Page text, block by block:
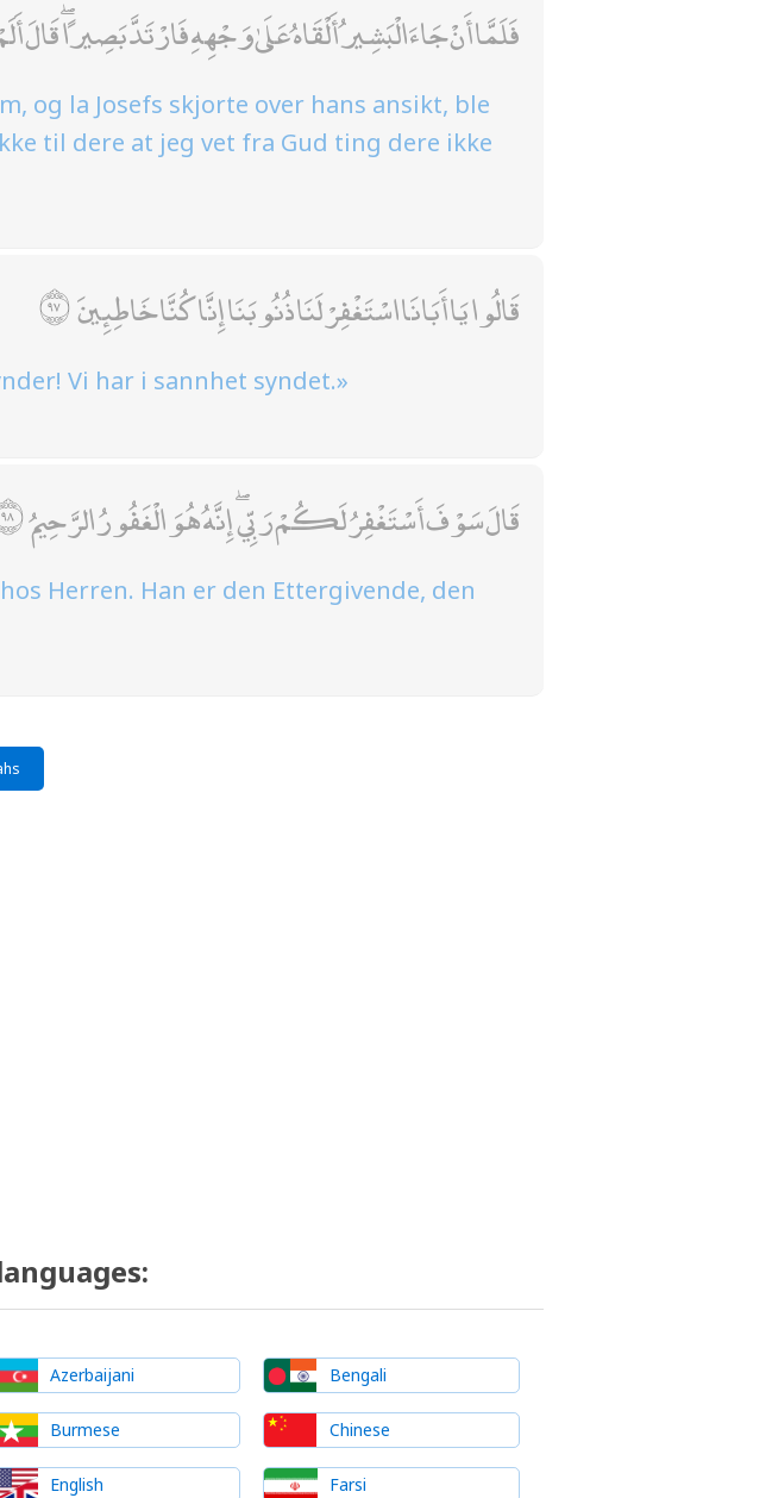
فَلَمَّا أَنْ جَاءَ الْبَشِيرُ أَلْقَاهُ عَلَىٰ وَجْهِهِ فَارْتَدَّ بَصِيرًا ۖ قَالَ
og la Josefs skjorte over hans ansikt, ble
til dere at jeg vet fra Gud ting dere ikke
قَالُوا يَا أَبَانَا اسْتَغْفِرْ لَنَا ذُنُوبَنَا إِنَّا كُنَّا خَاطِئِينَ
Vi har i sannhet syndet.»
قَالَ سَوْفَ أَسْتَغْفِرُ لَكُمْ رَبِّي ۖ إِنَّهُ هُوَ الْغَفُورُ الرَّحِيمُ
Herren. Han er den Ettergivende, den
Azerbaijani Bengali
Burmese Chinese
English Farsi